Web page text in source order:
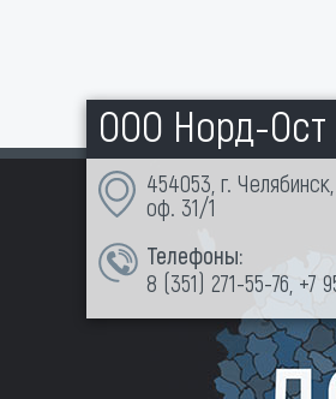
ООО Норд-Ост
454053, г.
оф. 31/1
Телефоны:
8 (351) 271-55-76 +7